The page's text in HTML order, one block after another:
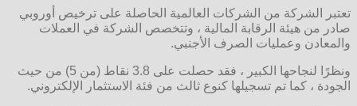
تعتبر الشركة من الشركات العالمية الحاصلة على ترخيص أوروبي
صادر من هيئة الرقابة المالية ، وتتخصص الشركة في العملات
والمعادن وعمليات الصرف الأجنبي.
ونظرًا لنجاحها الكبير ، فقد حصلت على 3.8 نقاط (من 5) من حيث
الجودة ، كما تم تسجيلها كنوع ثالث من فئة الاستثمار الإلكتروني.